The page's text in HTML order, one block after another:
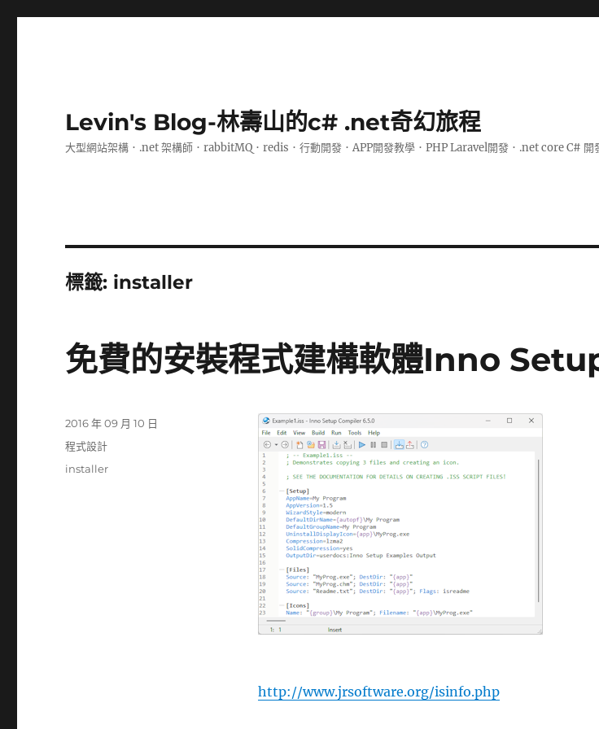
Levin's Blog-林壽山的c# .net奇幻旅程
大型網站架構．.net 架構師．rabbitMQ．redis．行動開發．APP開發教學．PHP Laravel開發．.net core C#
標籤: installer
免費的安裝程式建構軟體Inno
http://www.jrsoftware.org/isinfo.php
發
佈
期:
2016 年 09 月 10 日
分
類
程式設計
標
installer